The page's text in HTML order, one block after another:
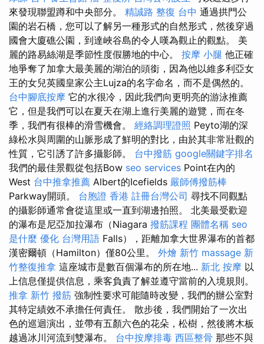
來發現聯盟蹲和中央部分。 精誠路 整復 台中 通過拱門公
園的岩石橋，您可以了解另一種形式的自然形式，然後穿過
國會大廈礁公園，到達峽谷島的令人嘆為觀止的觀點。 美
麗的路易絲湖是季節性度假勝地的中心。 按摩 小腿 他正確
地爭奪了加拿大最美麗的湖泊的頭銜，因為他以維多利亞女
王的女兒英國皇家公主Lujza的名字命名，而不是偶然的。
台中腳底按摩 它的水很冷，因此我們向更明亮的游泳推薦
它，但是我們可以在夏天在湖上進行美麗的遊覽，而在冬
季，我們有很棒的滑雪機會。 經絡調理證照 Peyto湖的深
綠松水與周圍的山脈形成了鮮明的對比，由於其非常壯觀的
性質，它引誘了許多攝影師。 台中撥筋 google關鍵字排名
我們的最佳景觀從包括Bow seo services Point在內的
West 台中推拿推薦 Albert的Icefields 嚴師傅撥筋棒
Parkway開頭。 台胞證 香港 註冊台灣公司 尋找不同觀點
的攝影師通常會從這里或一直到湖邊拍照。 北美最受歡迎
的瀑布是尼亞加拉瀑布（Niagara 撥筋課程 團體名稱 seo
是什麼 優化 台灣用語 Falls），距離加拿大世界瀑布的首都
漢密爾頓（Hamilton）僅80公里。 外燴 新竹 massage 新
竹整復推拿 這座城市是數百個瀑布的所在地... 新北 按摩 以
上信息僅提供信息，乘客負責了解並遵守當前的入境規則。
推拿 新竹 撥筋 強制性要求可能隨時改變，我們的辦公室對
其特定績效不承擔任何責任。 散步後，我們開始了一次出
色的巡迴演出，並帶有五顏六色的花朵，松樹，然後將木板
越過冰川河流到雙瀑布。 台中按摩排毒 西區整骨 那些不與